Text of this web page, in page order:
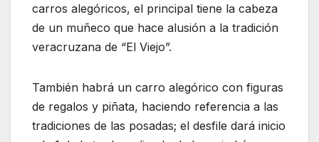
carros alegóricos, el principal tiene la cabeza
de un muñeco que hace alusión a la tradición
veracruzana de “El Viejo”.
También habrá un carro alegórico con figuras
de regalos y piñata, haciendo referencia a las
tradiciones de las posadas; el desfile dará inicio